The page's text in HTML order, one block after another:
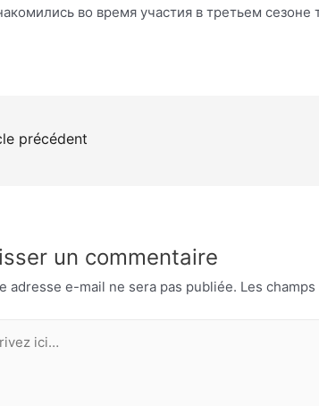
во время участия в третьем
précédent
un commentaire
adresse e-mail ne sera pas publiée. Les